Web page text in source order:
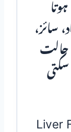
سائز،
حالت